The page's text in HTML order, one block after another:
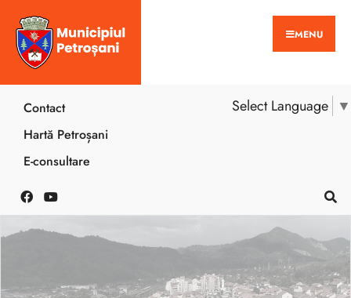
MENU
Select Language ▼
Contact
Hartă Petroșani
E-consultare